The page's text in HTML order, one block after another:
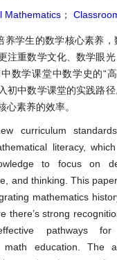
Mathematics ；
养学生的数学核心素养
注重数学文化、数学眼
数学课堂中数学史的“
初中数学课堂的实践路
心素养的效率。
curriculum
literacy,
to focus on
and thinking. This
mathematics
there’s strong
pathways for
math education. The